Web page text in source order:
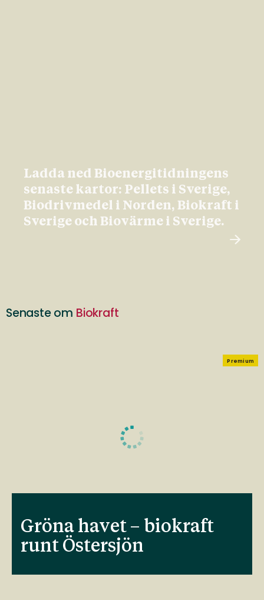
Ladda ned Bioenergitidningens
senaste kartor: Pellets i Sverige,
Biodrivmedel i Norden, Biokraft i
Sverige och Biovärme i Sverige.
Senaste om Biokraft
Premium
Gröna havet – biokraft
runt Östersjön